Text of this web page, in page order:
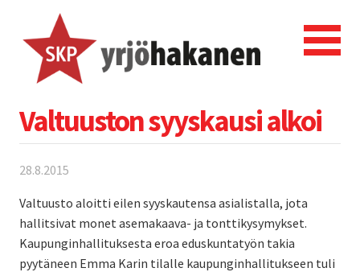
Valtuuston syyskausi alkoi
28.8.2015
Valtuusto aloitti eilen syyskautensa asialistalla, jota
hallitsivat monet asemakaava- ja tonttikysymykset.
Kaupunginhallituksesta eroa eduskuntatyön takia
pyytäneen Emma Karin tilalle kaupunginhallitukseen tuli